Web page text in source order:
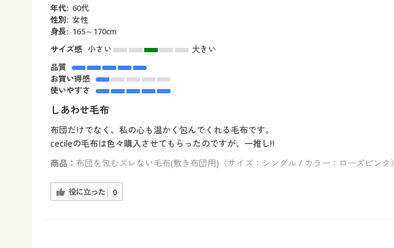
年代: 60代
性別: 女性
身長: 165～170cm
サイズ感 小さい
大きい
品質
お買い得感
使いやすさ
しあわせ毛布
布団だけでなく、私の心も温かく包んでくれる毛布です。
cecileの毛布は色々購入させてもらったのですが、一推し‼️
商品： 布団を包むズレない毛布(敷き布団用)（サイズ：シングル / カラー：ローズピンク）
役に立った 0